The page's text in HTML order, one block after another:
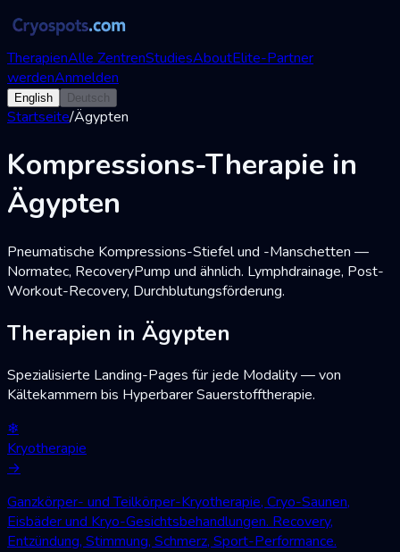
TherapienAlle ZentrenStudiesAboutElite-Partner
werdenAnmelden
English Deutsch
Startseite/Ägypten
Kompressions-Therapie in
Ägypten
Pneumatische Kompressions-Stiefel und -Manschetten —
Normatec, RecoveryPump und ähnlich. Lymphdrainage, Post-
Workout-Recovery, Durchblutungsförderung.
Therapien in Ägypten
Spezialisierte Landing-Pages für jede Modality — von
Kältekammern bis Hyperbarer Sauerstofftherapie.
❄
Kryotherapie
→
Ganzkörper- und Teilkörper-Kryotherapie, Cryo-Saunen,
Eisbäder und Kryo-Gesichtsbehandlungen. Recovery,
Entzündung, Stimmung, Schmerz, Sport-Performance.